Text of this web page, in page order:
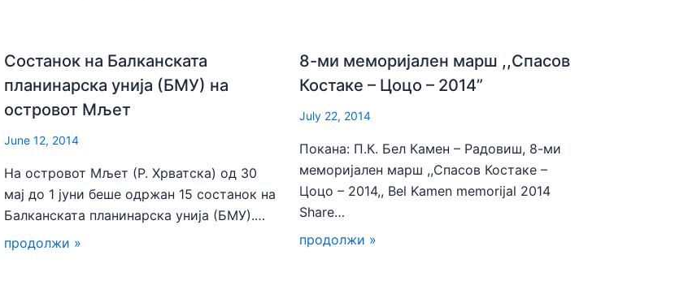
Состанок на Балканската
планинарска унија (БМУ) на
островот Мљет
June 12, 2014
На островот Мљет (Р. Хрватска) од 30
мај до 1 јуни беше одржан 15 состанок на
Балканската планинарска унија (БМУ).…
продолжи »
8-ми меморијален марш ,,Спасов
Костаке – Цоцо – 2014”
July 22, 2014
Покана: П.К. Бел Камен – Радовиш, 8-ми
меморијален марш ,,Спасов Костаке –
Цоцо – 2014,, Bel Kamen memorijal 2014
Share…
продолжи »